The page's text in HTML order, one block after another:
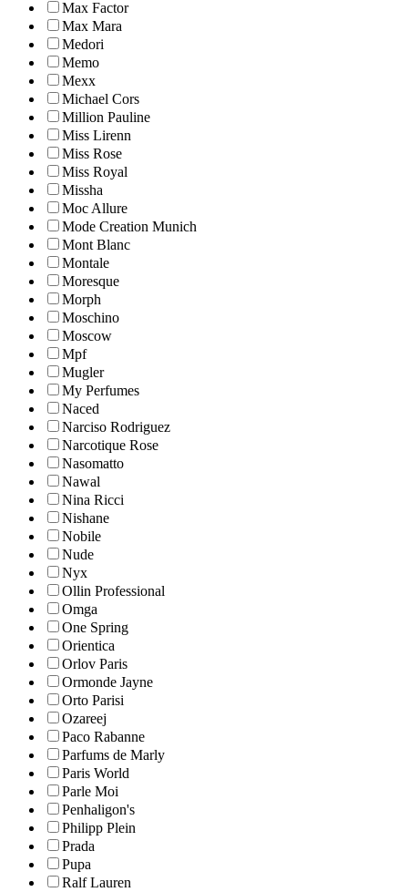
Max Factor
Max Mara
Medori
Memo
Mexx
Michael Cors
Million Pauline
Miss Lirenn
Miss Rose
Miss Royal
Missha
Moc Allure
Mode Creation Munich
Mont Blanc
Montale
Moresque
Morph
Moschino
Moscow
Mpf
Mugler
My Perfumes
Naced
Narciso Rodriguez
Narcotique Rose
Nasomatto
Nawal
Nina Ricci
Nishane
Nobile
Nude
Nyx
Ollin Professional
Omga
One Spring
Orientica
Orlov Paris
Ormonde Jayne
Orto Parisi
Ozareej
Paco Rabanne
Parfums de Marly
Paris World
Parle Moi
Penhaligon's
Philipp Plein
Prada
Pupa
Ralf Lauren